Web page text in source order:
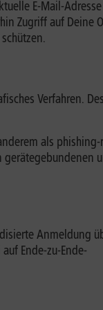
E-Mail-
Zugriff auf Deine
Verfahren.
als
gerätegebundenen
Anmeldung
Ende-zu-Ende-